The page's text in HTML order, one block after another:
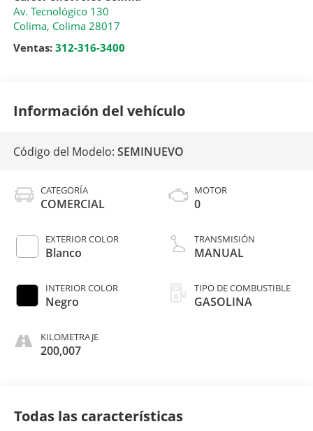
Av. Tecnológico 130
Colima, Colima 28017
Ventas: 312-316-3400
Información del vehículo
Código del Modelo: SEMINUEVO
CATEGORÍA
COMERCIAL
EXTERIOR COLOR
Blanco
INTERIOR COLOR
Negro
KILOMETRAJE
200,007
MOTOR
0
TRANSMISIÓN
MANUAL
TIPO DE COMBUSTIBLE
GASOLINA
Todas las características